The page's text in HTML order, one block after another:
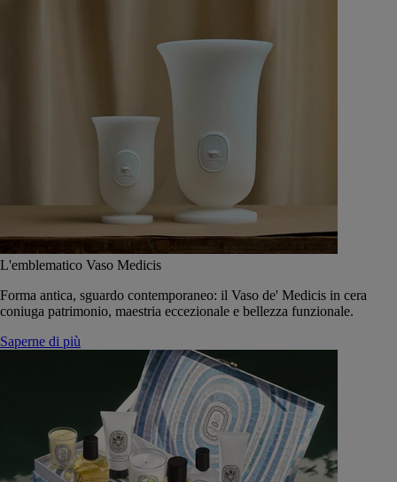
L'emblematico Vaso Medicis
Forma antica, sguardo contemporaneo: il Vaso de' Medicis in cera
coniuga patrimonio, maestria eccezionale e bellezza funzionale.
Saperne di più